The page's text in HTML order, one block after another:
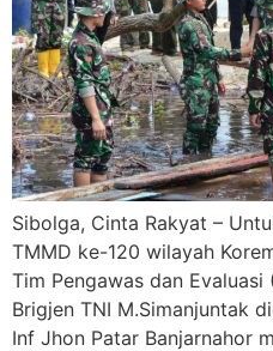
Sibolga, Cinta Rakyat –
TMMD ke-120 wilayah
Tim Pengawas dan
Brigjen TNI M.Simanjuntak
Inf Jhon Patar Banjarnahor